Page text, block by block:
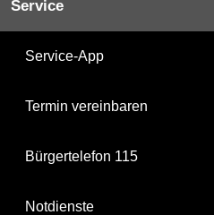
Service
Service-App
Termin vereinbaren
Bürgertelefon 115
Notdienste